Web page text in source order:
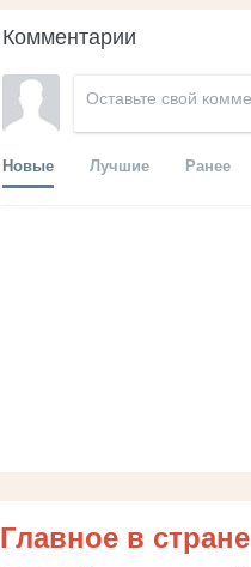
Комментарии
Новые Лучшие Ранее
Главное в стране